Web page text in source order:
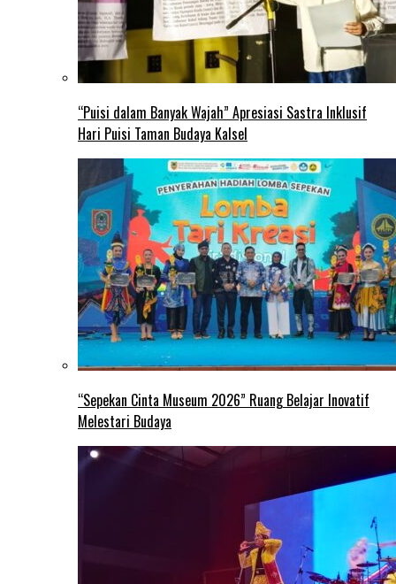
“Puisi dalam Banyak Wajah” Apresiasi Sastra Inklusif
Hari Puisi Taman Budaya Kalsel
“Sepekan Cinta Museum 2026” Ruang Belajar Inovatif
Melestari Budaya